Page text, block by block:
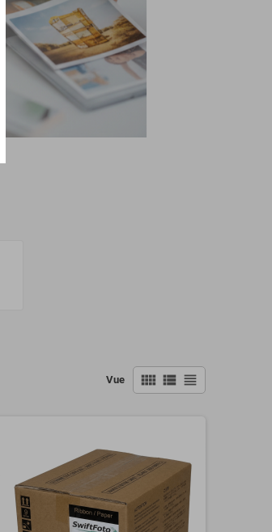
Vue view_comfy view_list view_headline